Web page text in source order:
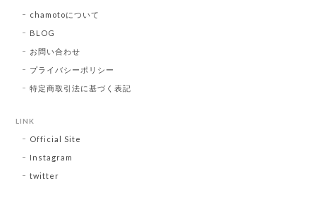
chamotoについて
BLOG
お問い合わせ
プライバシーポリシー
特定商取引法に基づく表記
LINK
Official Site
Instagram
twitter